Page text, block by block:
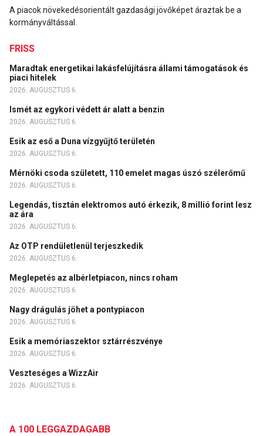
A piacok növekedésorientált gazdasági jövőképet áraztak be a
kormányváltással.
FRISS
Maradtak energetikai lakásfelújításra állami támogatások és
piaci hitelek
2026. AUGUSZTUS 6.
Ismét az egykori védett ár alatt a benzin
2026. AUGUSZTUS 6.
Esik az eső a Duna vízgyűjtő területén
2026. AUGUSZTUS 6.
Mérnöki csoda született, 110 emelet magas úszó szélerőmű
2026. AUGUSZTUS 6.
Legendás, tisztán elektromos autó érkezik, 8 millió forint lesz
az ára
2026. AUGUSZTUS 6.
Az OTP rendületlenül terjeszkedik
2026. AUGUSZTUS 6.
Meglepetés az albérletpiacon, nincs roham
2026. AUGUSZTUS 6.
Nagy drágulás jöhet a pontypiacon
2026. AUGUSZTUS 6.
Esik a memóriaszektor sztárrészvénye
2026. AUGUSZTUS 6.
Veszteséges a WizzAir
2026. AUGUSZTUS 6.
A 100 LEGGAZDAGABB